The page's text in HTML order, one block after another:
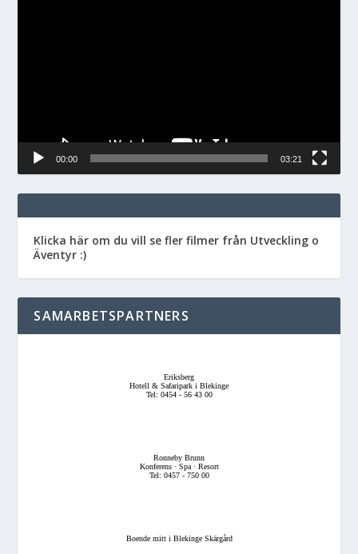
00:00 03:21
Klicka här om du vill se fler filmer från Utveckling o
Äventyr :)
SAMARBETSPARTNERS
Eriksberg
Hotell & Safaripark i Blekinge
Tel: 0454 - 56 43 00
Ronneby Brunn
Konferens · Spa · Resort
Tel: 0457 - 750 00
Boende mitt i Blekinge Skärgård